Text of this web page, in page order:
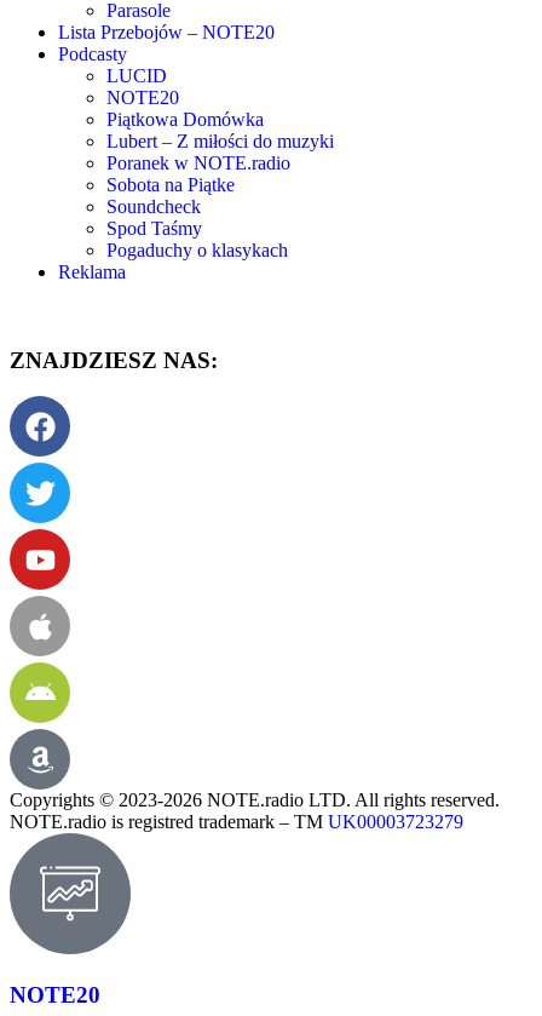
Parasole
Lista Przebojów – NOTE20
Podcasty
LUCID
NOTE20
Piątkowa Domówka
Lubert – Z miłości do muzyki
Poranek w NOTE.radio
Sobota na Piątke
Soundcheck
Spod Taśmy
Pogaduchy o klasykach
Reklama
ZNAJDZIESZ NAS:
Copyrights © 2023-2026 NOTE.radio LTD. All rights reserved.
NOTE.radio is registred trademark – TM UK00003723279
NOTE20